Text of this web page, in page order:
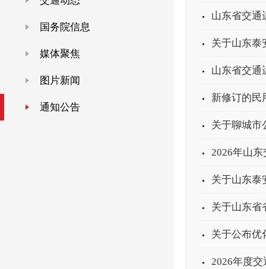
国务院信息
媒体聚焦
图片新闻
通知公告
山东省交通
关于山东泰
山东省交通
新修订的民
关于聊城市
2026年山
关于山东泰
关于山东省
关于公布优
2026年度